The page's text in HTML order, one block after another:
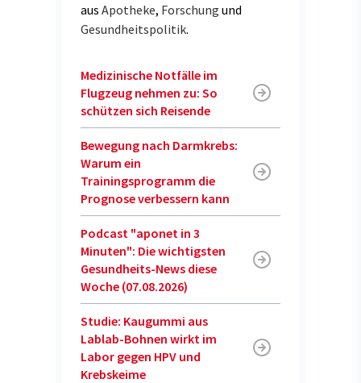
aus Apotheke, Forschung und
Gesundheitspolitik.
Medizinische Notfälle im
Flugzeug nehmen zu: So
schützen sich Reisende
Bewegung nach Darmkrebs:
Warum ein
Trainingsprogramm die
Prognose verbessern kann
Podcast "aponet in 3
Minuten": Die wichtigsten
Gesundheits-News diese
Woche (07.08.2026)
Studie: Kaugummi aus
Lablab-Bohnen wirkt im
Labor gegen HPV und
Krebskeime